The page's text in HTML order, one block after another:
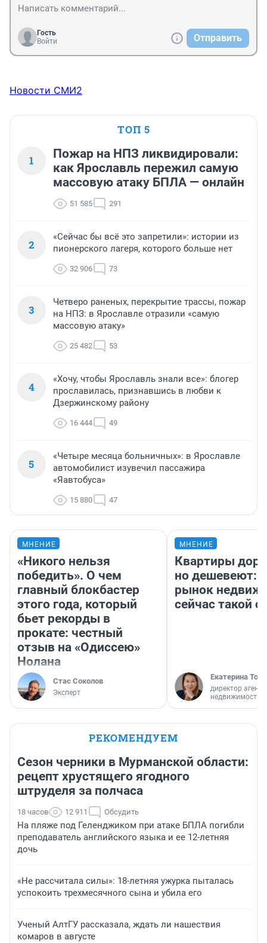
Гость
Войти
Отправить
Новости СМИ2
ТОП 5
1
Пожар на НПЗ ликвидировали:
как Ярославль пережил самую
массовую атаку БПЛА — онлайн
51 585 291
2
«Сейчас бы всё это запретили»: истории из
пионерского лагеря, которого больше нет
32 906 73
3
Четверо раненых, перекрытие трассы, пожар
на НПЗ: в Ярославле отразили «самую
массовую атаку»
25 482 53
4
«Хочу, чтобы Ярославль знали все»: блогер
прославилась, признавшись в любви к
Дзержинскому району
16 444 49
5
«Четыре месяца больничных»: в Ярославле
автомобилист изувечил пассажира
«Яавтобуса»
15 880 47
МНЕНИЕ
«Никого нельзя
победить». О чем
главный блокбастер
этого года, который
бьет рекорды в
прокате: честный
отзыв на «Одиссею»
Нолана
Стас Соколов
Эксперт
МНЕНИЕ
Квартиры
но дешевеют:
рынок
сейчас такой
Екатерина
директор
недвижимости
РЕКОМЕНДУЕМ
Сезон черники в Мурманской области:
рецепт хрустящего ягодного
штруделя за полчаса
18 часов 12 911 Обсудить
На пляже под Геленджиком при атаке БПЛА погибли
преподаватель английского языка и ее 12-летняя
дочь
«Не рассчитала силы»: 18-летняя ужурка пыталась
успокоить трехмесячного сына и убила его
Ученый АлтГУ рассказала, ждать ли нашествия
комаров в августе